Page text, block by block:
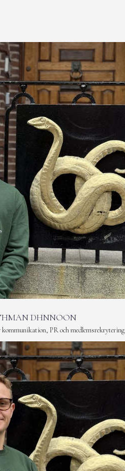
DHNNOON
kommunikation, PR och medlemsrekrytering